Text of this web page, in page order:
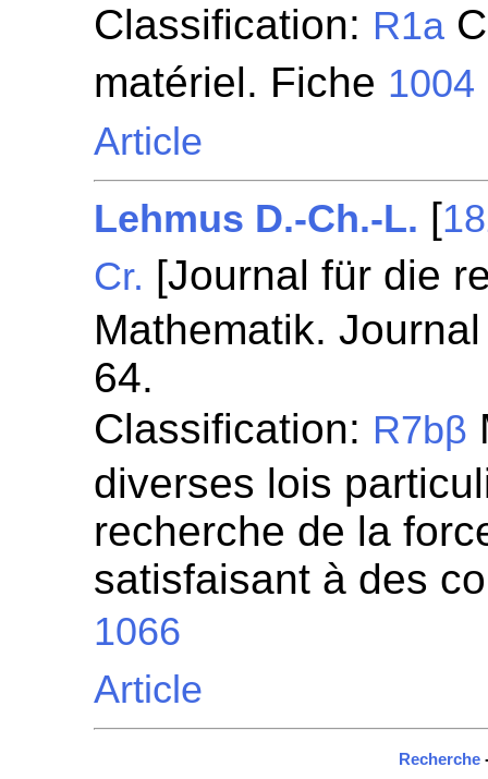
Classification: R1a
matériel. Fiche 1004
Article
Lehmus D.-Ch.-L. [
Cr. [Journal für die
Mathematik.
64.
Classification: R7bβ
diverses lois
recherche de la
satisfaisant à des
1066
Article
Recherche